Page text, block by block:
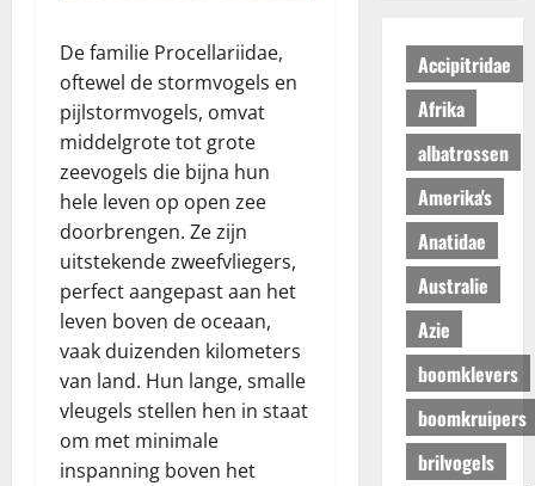
De familie Procellariidae,
oftewel de stormvogels en
pijlstormvogels, omvat
middelgrote tot grote
zeevogels die bijna hun
hele leven op open zee
doorbrengen. Ze zijn
uitstekende zweefvliegers,
perfect aangepast aan het
leven boven de oceaan,
vaak duizenden kilometers
van land. Hun lange, smalle
vleugels stellen hen in staat
om met minimale
inspanning boven het
Accipitridae
Afrika
albatrossen
Amerika's
Anatidae
Australie
Azie
boomklevers
boomkruipers
brilvogels